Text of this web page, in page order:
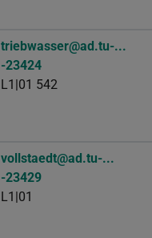
triebwasser@ad.tu-...
-23424
L1|01 542
vollstaedt@ad.tu-...
-23429
L1|01